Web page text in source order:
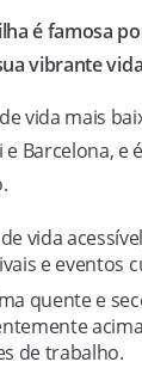
é famosa
vibrante
vida mais
Barcelona, e
vida
e eventos
quente e
acima
de trabalho.